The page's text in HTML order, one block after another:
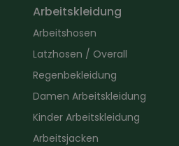
Arbeitskleidung
Arbeitshosen
Latzhosen / Overall
Regenbekleidung
Damen Arbeitskleidung
Kinder Arbeitskleidung
Arbeitsjacken